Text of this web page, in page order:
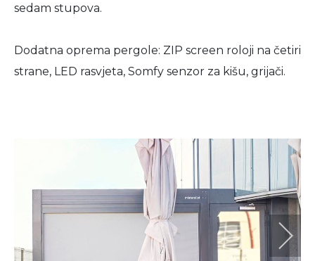
sedam stupova.
Dodatna oprema pergole: ZIP screen roloji na četiri
strane, LED rasvjeta, Somfy senzor za kišu, grijači.